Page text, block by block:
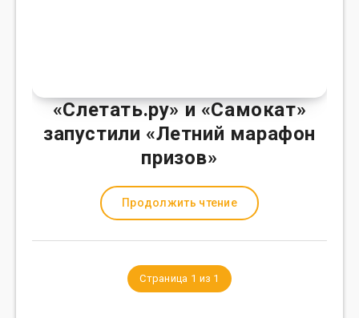
«Слетать.ру» и «Самокат»
запустили «Летний марафон
призов»
Продолжить чтение
Страница 1 из 1